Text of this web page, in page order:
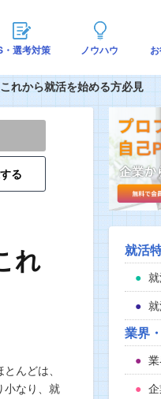
・選考対策 ノウハウ
れから就活を始める方必見
る
れ
んどは、
小なり、就
就活
業界